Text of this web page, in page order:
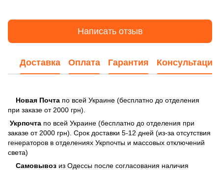
Написать отзыв
Доставка Оплата Гарантия Консультация
Новая Почта по всей Украине (бесплатно до отделения
при заказе от 2000 грн).
Укрпочта по всей Украине (бесплатно до отделения при
заказе от 2000 грн). Срок доставки 5-12 дней (из-за отсутствия
генераторов в отделениях Укрпочты и массовых отключений
света)
Самовывоз из Одессы после согласования наличия